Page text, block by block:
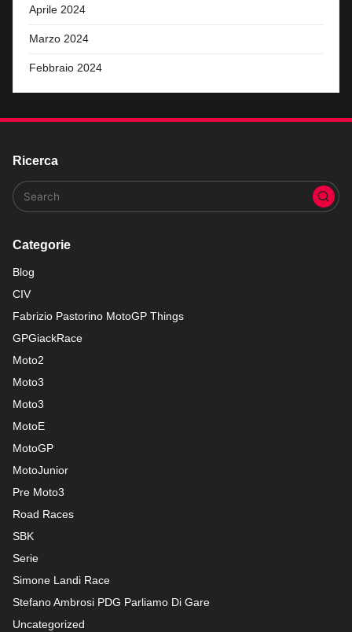
Aprile 2024
Marzo 2024
Febbraio 2024
Ricerca
Categorie
Blog
CIV
Fabrizio Pastorino MotoGP Things
GPGiackRace
Moto2
Moto3
Moto3
MotoE
MotoGP
MotoJunior
Pre Moto3
Road Races
SBK
Serie
Simone Landi Race
Stefano Ambrosi PDG Parliamo Di Gare
Uncategorized